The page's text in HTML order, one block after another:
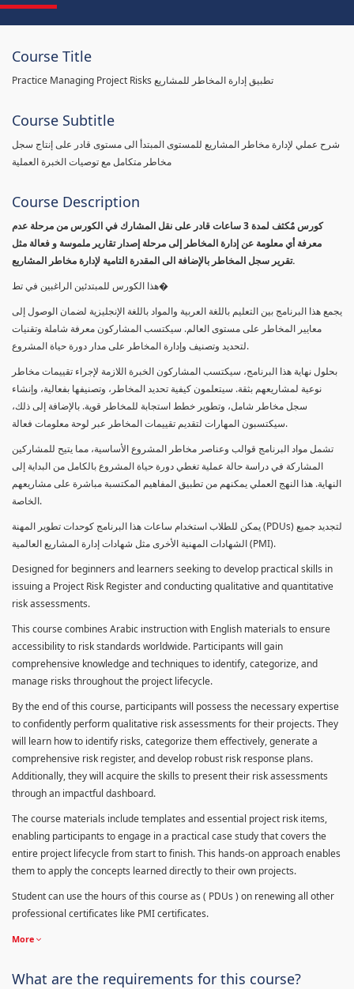
Course Title
Practice Managing Project Risks تطبيق إدارة المخاطر للمشاريع
Course Subtitle
شرح عملي لإدارة مخاطر المشاريع للمستوى المبتدأ الى مستوى قادر على إنتاج سجل
مخاطر متكامل مع توصيات الخبرة العملية
Course Description
كورس مٌكثف لمدة 3 ساعات قادر على نقل المشارك في الكورس من مرحلة عدم
معرفة أي معلومة عن إدارة المخاطر إلى مرحلة إصدار تقارير ملموسة و فعالة مثل
تقرير سجل المخاطر بالإضافة الى المقدرة التامية لإدارة مخاطر المشاريع.
هذا الكورس للمبتدئين الراغبين في تط�
يجمع هذا البرنامج بين التعليم باللغة العربية والمواد باللغة الإنجليزية لضمان الوصول إلى
معايير المخاطر على مستوى العالم. سيكتسب المشاركون معرفة شاملة وتقنيات
لتحديد وتصنيف وإدارة المخاطر على مدار دورة حياة المشروع.
بحلول نهاية هذا البرنامج، سيكتسب المشاركون الخبرة اللازمة لإجراء تقييمات مخاطر
نوعية لمشاريعهم بثقة. سيتعلمون كيفية تحديد المخاطر، وتصنيفها بفعالية، وإنشاء
سجل مخاطر شامل، وتطوير خطط استجابة للمخاطر قوية. بالإضافة إلى ذلك،
سيكتسبون المهارات لتقديم تقييمات المخاطر عبر لوحة معلومات فعالة.
تشمل مواد البرنامج قوالب وعناصر مخاطر المشروع الأساسية، مما يتيح للمشاركين
المشاركة في دراسة حالة عملية تغطي دورة حياة المشروع بالكامل من البداية إلى
النهاية. هذا النهج العملي يمكنهم من تطبيق المفاهيم المكتسبة مباشرة على مشاريعهم
الخاصة.
يمكن للطلاب استخدام ساعات هذا البرنامج كوحدات تطوير المهنة (PDUs) لتجديد جميع
الشهادات المهنية الأخرى مثل شهادات إدارة المشاريع العالمية (PMI).
Designed for beginners and learners seeking to develop practical skills in
issuing a Project Risk Register and conducting qualitative and quantitative
risk assessments.
This course combines Arabic instruction with English materials to ensure
accessibility to risk standards worldwide. Participants will gain
comprehensive knowledge and techniques to identify, categorize, and
manage risks throughout the project lifecycle.
By the end of this course, participants will possess the necessary expertise
to confidently perform qualitative risk assessments for their projects. They
will learn how to identify risks, categorize them effectively, generate a
comprehensive risk register, and develop robust risk response plans.
Additionally, they will acquire the skills to present their risk assessments
through an impactful dashboard.
The course materials include templates and essential project risk items,
enabling participants to engage in a practical case study that covers the
entire project lifecycle from start to finish. This hands-on approach enables
them to apply the concepts learned directly to their own projects.
Student can use the hours of this course as ( PDUs ) on renewing all other
professional certificates like PMI certificates.
More
What are the requirements for this course?